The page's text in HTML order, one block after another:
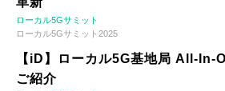
ローカル5Gサミット
ローカル5Gサミット2025
【iD】ローカル5G基地局 All-In-
ご紹介